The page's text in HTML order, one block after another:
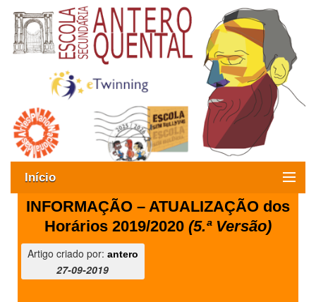
Início
Exames
INFORMAÇÃO – ATUALIZAÇÃO dos
Horários 2019/2020 (5.ª Versão)
Artigo criado por: antero
27-09-2019